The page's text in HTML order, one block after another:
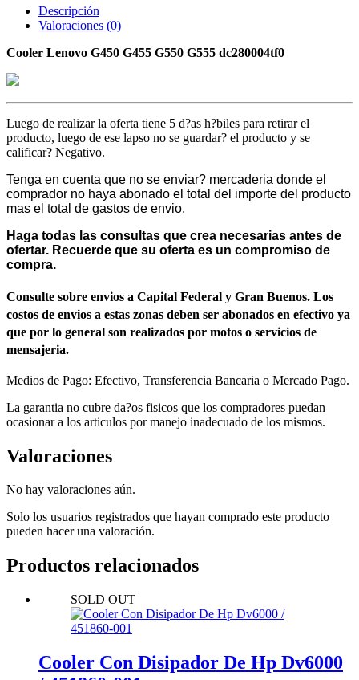
Descripción
Valoraciones (0)
Cooler Lenovo G450 G455 G550 G555 dc280004tf0
Luego de realizar la oferta tiene 5 d?as h?biles para retirar el
producto, luego de ese lapso no se guardar? el producto y se
calificar? Negativo.
Tenga en cuenta que no se enviar? mercaderia donde el
comprador no haya abonado el total del importe del producto
mas el total de gastos de envio.
Haga todas las consultas que crea necesarias antes de
ofertar. Recuerde que su oferta es un compromiso de
compra.
Consulte sobre envios a Capital Federal y Gran Buenos. Los
costos de envios a estas zonas deben ser abonados en efectivo ya
que por lo general son realizados por motos o servicios de
mensajeria.
Medios de Pago: Efectivo, Transferencia Bancaria o Mercado Pago.
La garantia no cubre da?os fisicos que los compradores puedan
ocasionar a los articulos por manejo inadecuado de los mismos.
Valoraciones
No hay valoraciones aún.
Solo los usuarios registrados que hayan comprado este producto
pueden hacer una valoración.
Productos relacionados
SOLD OUT
Cooler Con Disipador De Hp Dv6000